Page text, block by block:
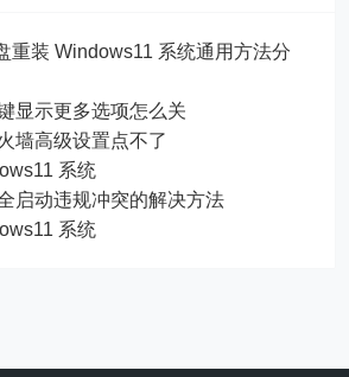
重装 Windows11 系统通用方法分
显示更多选项怎么关
墙高级设置点不了
系统
启动违规冲突的解决方法
系统